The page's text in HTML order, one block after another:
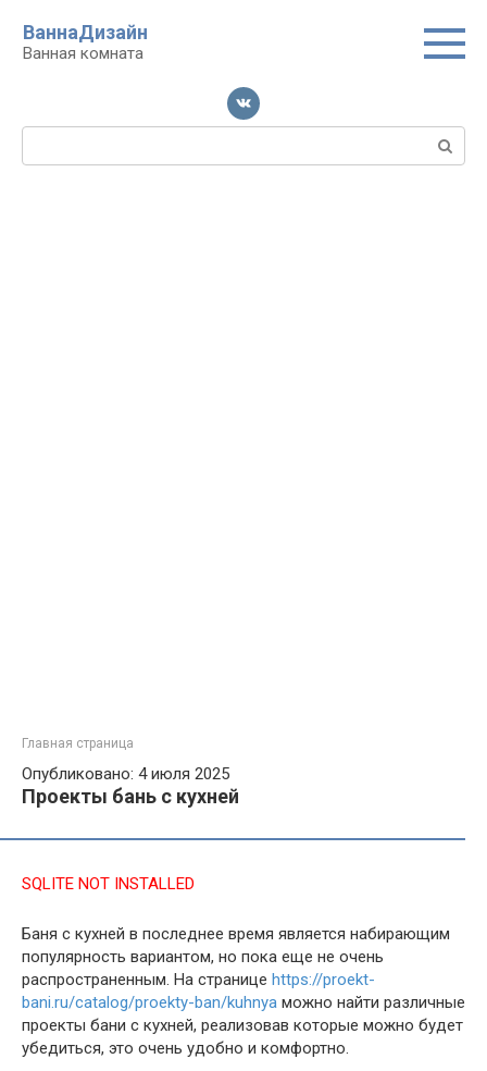
контенту
ВаннаДизайн
Ванная комната
Поиск:
Главная страница
Опубликовано: 4 июля 2025
Проекты бань с кухней
SQLITE NOT INSTALLED
Баня с кухней в последнее время является набирающим
популярность вариантом, но пока еще не очень
распространенным. На странице https://proekt-
bani.ru/catalog/proekty-ban/kuhnya можно найти различные
проекты бани с кухней, реализовав которые можно будет
убедиться, это очень удобно и комфортно.